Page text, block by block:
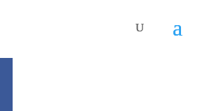
Básico.